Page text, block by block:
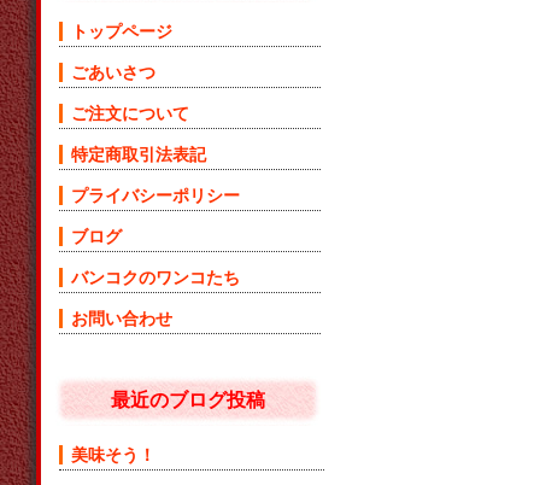
トップページ
ごあいさつ
ご注文について
特定商取引法表記
プライバシーポリシー
ブログ
バンコクのワンコたち
お問い合わせ
最近のブログ投稿
美味そう！